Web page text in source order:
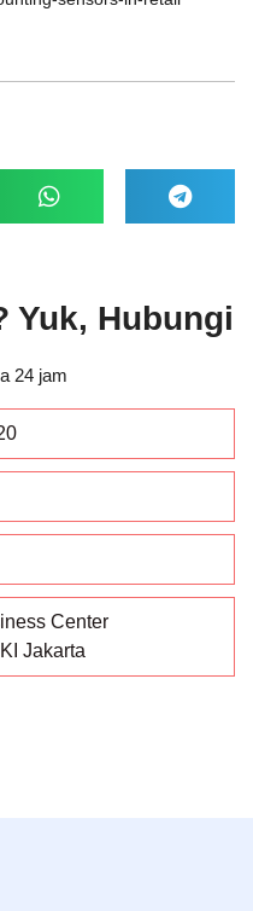
Yuk, Hubungi
24 jam
Center
Jakarta